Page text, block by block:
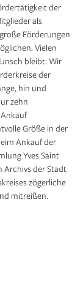
der
als
Förderungen
Vielen
bleibt: Wir
der
hin und
zehn
Größe in der
Ankauf der
Yves Saint
Archivs der Stadt
zögerliche
mitreißen.